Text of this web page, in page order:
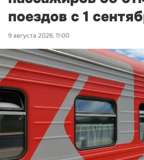
поездов с 1
9 августа 2026, 11:00